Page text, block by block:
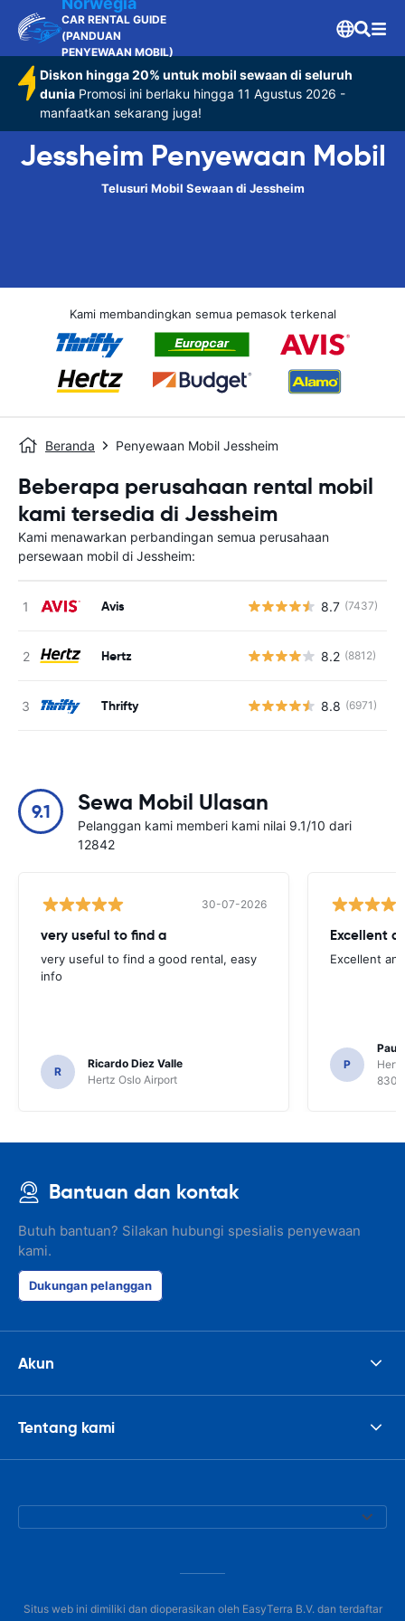
CAR RENTAL GUIDE
(PANDUAN
PENYEWAAN MOBIL)
Diskon hingga 20% untuk mobil sewaan di seluruh
dunia Promosi ini berlaku hingga 11 Agustus 2026 -
manfaatkan sekarang juga!
Jessheim Penyewaan Mobil
Telusuri Mobil Sewaan di Jessheim
Kami membandingkan semua pemasok terkenal
Beranda Penyewaan Mobil Jessheim
Beberapa perusahaan rental mobil
kami tersedia di Jessheim
Kami menawarkan perbandingan semua perusahaan
persewaan mobil di Jessheim:
Avis 8.7 (7437)
Hertz 8.2 (8812)
Thrifty 8.8 (6971)
9.1 Sewa Mobil Ulasan
Pelanggan kami memberi kami nilai 9.1/10 dari
12842
30-07-2026
very useful to find a
very useful to find a good rental, easy
info
R
Ricardo Diez Valle
Hertz Oslo Airport
Excellent
Excellent
P
Paul
8300
Bantuan dan kontak
Butuh bantuan? Silakan hubungi spesialis penyewaan
kami.
Dukungan pelanggan
Akun
Tentang kami
Situs web ini dimiliki dan dioperasikan oleh EasyTerra B.V. dan terdaftar